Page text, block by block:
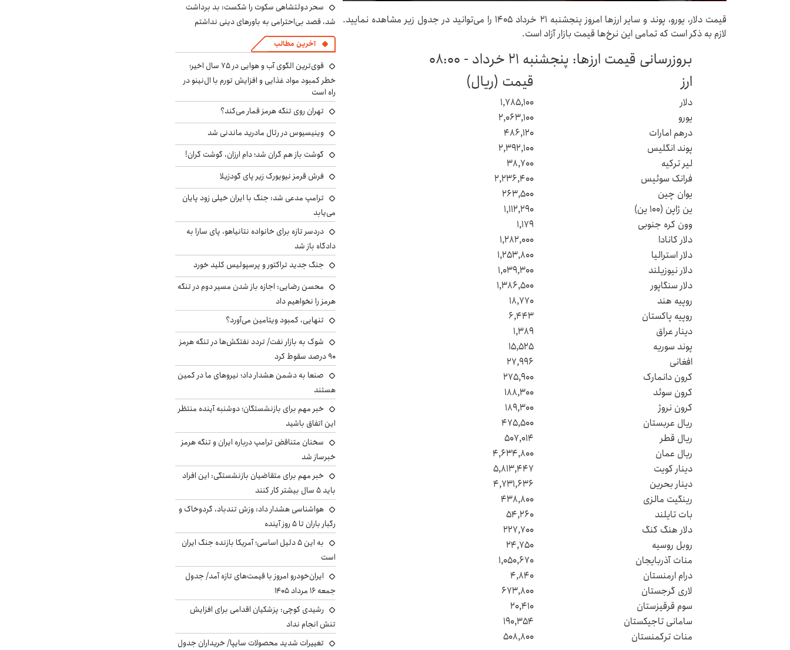
قیمت دلار، یورو، پوند و سایر ارزها امروز پنجشنبه ۲۱ خرداد ۱۴۰۵ را می‌توانید در جدول زیر مشاهده نمایید.
لازم به ذکر است که تمامی این نرخ‌ها قیمت بازار آزاد است.
بروزرسانی قیمت ارزها: پنجشنبه ۲۱ خرداد - ۰۸:۰۰
ارز
قیمت (ریال)
دلار
۱,۷۸۵,۱۰۰
یورو
۲,۰۶۳,۱۰۰
درهم امارات
۴۸۶,۱۲۰
پوند انگلیس
۲,۳۹۲,۱۰۰
لیر ترکیه
۳۸,۷۰۰
فرانک سوئیس
۲,۲۳۶,۴۰۰
یوان چین
۲۶۳,۵۰۰
ین ژاپن (۱۰۰ ین)
۱,۱۱۲,۲۹۰
وون کره جنوبی
۱,۱۷۹
دلار کانادا
۱,۲۸۲,۰۰۰
دلار استرالیا
۱,۲۵۳,۸۰۰
دلار نیوزیلند
۱,۰۳۹,۳۰۰
دلار سنگاپور
۱,۳۸۶,۵۰۰
روپیه هند
۱۸,۷۷۰
روپیه پاکستان
۶,۴۴۳
دینار عراق
۱,۳۸۹
پوند سوریه
۱۵,۵۲۵
افغانی
۲۷,۹۹۶
کرون دانمارک
۲۷۵,۹۰۰
کرون سوئد
۱۸۸,۳۰۰
کرون نروژ
۱۸۹,۳۰۰
ریال عربستان
۴۷۵,۵۰۰
ریال قطر
۵۰۷,۰۱۴
ریال عمان
۴,۶۳۴,۸۰۰
دینار کویت
۵,۸۱۳,۴۴۷
دینار بحرین
۴,۷۳۱,۶۳۶
رینگیت مالزی
۴۳۸,۸۰۰
بات تایلند
۵۴,۲۶۰
دلار هنگ کنگ
۲۲۷,۷۰۰
روبل روسیه
۲۴,۷۵۰
منات آذربایجان
۱,۰۵۰,۶۷۰
درام ارمنستان
۴,۸۴۰
لاری گرجستان
۶۷۳,۸۰۰
سوم قرقیزستان
۲۰,۴۱۰
سامانی تاجیکستان
۱۹۰,۳۵۴
منات ترکمنستان
۵۰۸,۸۰۰
سحر دولتشاهی سکوت را شکست: بد برداشت
شد، قصد بی‌احترامی به باورهای دینی نداشتم
آخرین مطالب
قوی‌ترین الگوی آب و هوایی در ۷۵ سال اخیر؛
خطر کمبود مواد غذایی و افزایش تورم با ال‌نینو در
راه است
تهران روی تنگه هرمز قمار می‌کند؟
وینیسیوس در رئال مادرید ماندنی شد
گوشت باز هم گران شد؛ دام ارزان، گوشت گران!
فرش قرمز نیویورک زیر پای گودزیلا
ترامپ مدعی شد: جنگ با ایران خیلی زود پایان
می‌یابد
دردسر تازه برای خانواده نتانیاهو، پای سارا به
دادگاه باز شد
جنگ جدید تراکتور و پرسپولیس کلید خورد
محسن رضایی: اجازه باز شدن مسیر دوم در تنگه
هرمز را نخواهیم داد
تنهایی، کمبود ویتامین می‌آورد؟
شوک به بازار نفت/ تردد نفتکش‌ها در تنگه هرمز
۹۰ درصد سقوط کرد
صنعا به دشمن هشدار داد؛ نیروهای ما در کمین
هستند
خبر مهم برای بازنشستگان؛ دوشنبه آینده منتظر
این اتفاق باشید
سخنان متناقض ترامپ درباره ایران و تنگه هرمز
خبرساز شد
خبر مهم برای متقاضیان بازنشستگی: این افراد
باید ۵ سال بیشتر کار کنند
هواشناسی هشدار داد: وزش تندباد، گردوخاک و
رگبار باران تا ۵ روز آینده
به این ۵ دلیل اساسی؛ آمریکا بازنده جنگ ایران
است
ایران‌خودرو امروز با قیمت‌های تازه آمد/ جدول
جمعه ۱۶ مرداد ۱۴۰۵
رشیدی کوچی: پزشکیان اقدامی برای افزایش
تنش انجام نداد
تغییرات شدید محصولات سایپا/ خریداران جدول